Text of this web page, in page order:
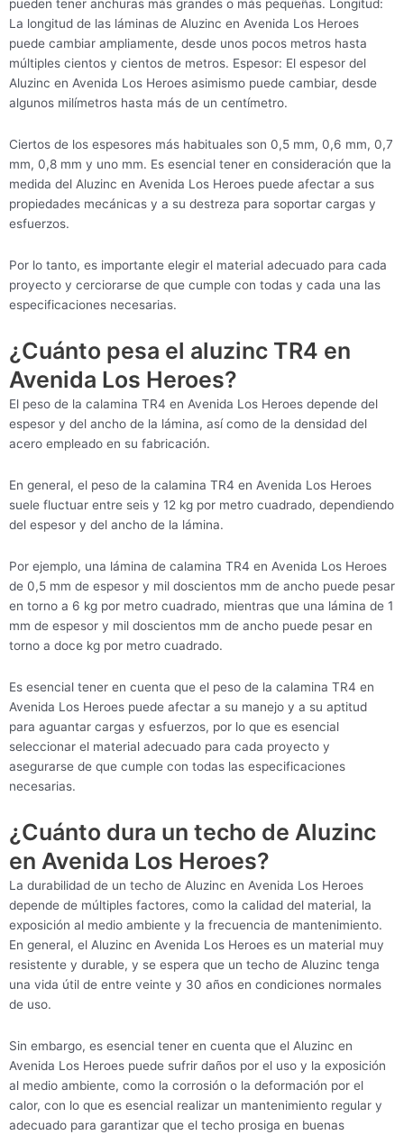
pueden tener anchuras más grandes o más pequeñas. Longitud:
La longitud de las láminas de Aluzinc en Avenida Los Heroes
puede cambiar ampliamente, desde unos pocos metros hasta
múltiples cientos y cientos de metros. Espesor: El espesor del
Aluzinc en Avenida Los Heroes asimismo puede cambiar, desde
algunos milímetros hasta más de un centímetro.
Ciertos de los espesores más habituales son 0,5 mm, 0,6 mm, 0,7
mm, 0,8 mm y uno mm. Es esencial tener en consideración que la
medida del Aluzinc en Avenida Los Heroes puede afectar a sus
propiedades mecánicas y a su destreza para soportar cargas y
esfuerzos.
Por lo tanto, es importante elegir el material adecuado para cada
proyecto y cerciorarse de que cumple con todas y cada una las
especificaciones necesarias.
¿Cuánto pesa el aluzinc TR4 en
Avenida Los Heroes?
El peso de la calamina TR4 en Avenida Los Heroes depende del
espesor y del ancho de la lámina, así como de la densidad del
acero empleado en su fabricación.
En general, el peso de la calamina TR4 en Avenida Los Heroes
suele fluctuar entre seis y 12 kg por metro cuadrado, dependiendo
del espesor y del ancho de la lámina.
Por ejemplo, una lámina de calamina TR4 en Avenida Los Heroes
de 0,5 mm de espesor y mil doscientos mm de ancho puede pesar
en torno a 6 kg por metro cuadrado, mientras que una lámina de 1
mm de espesor y mil doscientos mm de ancho puede pesar en
torno a doce kg por metro cuadrado.
Es esencial tener en cuenta que el peso de la calamina TR4 en
Avenida Los Heroes puede afectar a su manejo y a su aptitud
para aguantar cargas y esfuerzos, por lo que es esencial
seleccionar el material adecuado para cada proyecto y
asegurarse de que cumple con todas las especificaciones
necesarias.
¿Cuánto dura un techo de Aluzinc
en Avenida Los Heroes?
La durabilidad de un techo de Aluzinc en Avenida Los Heroes
depende de múltiples factores, como la calidad del material, la
exposición al medio ambiente y la frecuencia de mantenimiento.
En general, el Aluzinc en Avenida Los Heroes es un material muy
resistente y durable, y se espera que un techo de Aluzinc tenga
una vida útil de entre veinte y 30 años en condiciones normales
de uso.
Sin embargo, es esencial tener en cuenta que el Aluzinc en
Avenida Los Heroes puede sufrir daños por el uso y la exposición
al medio ambiente, como la corrosión o la deformación por el
calor, con lo que es esencial realizar un mantenimiento regular y
adecuado para garantizar que el techo prosiga en buenas